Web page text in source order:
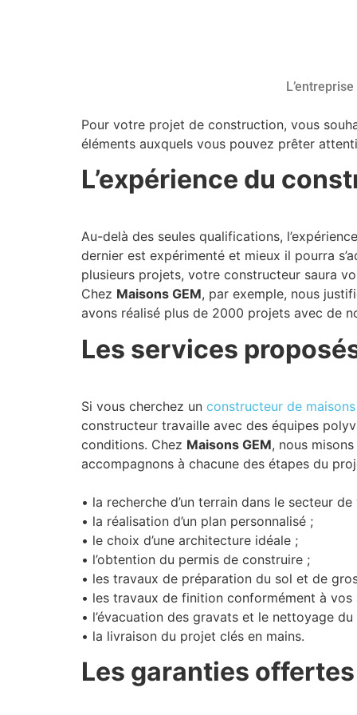
L’entreprise
Pour votre projet de construction, vous
éléments auxquels vous pouvez prêter
L’expérience du
Au-delà des seules qualifications,
dernier est expérimenté et mieux il pourra
plusieurs projets, votre constructeur saura
Chez Maisons GEM, par exemple, nous
avons réalisé plus de 2000 projets avec de
Les services
Si vous cherchez un constructeur de
constructeur travaille avec des équipes
conditions. Chez Maisons GEM, nous
accompagnons à chacune des étapes du
• la recherche d’un terrain dans le secteur
• la réalisation d’un plan personnalisé ;
• le choix d’une architecture idéale ;
• l’obtention du permis de construire ;
• les travaux de préparation du sol et de
• les travaux de finition conformément à vos
• l’évacuation des gravats et le nettoyage
• la livraison du projet clés en mains.
Les garanties offertes